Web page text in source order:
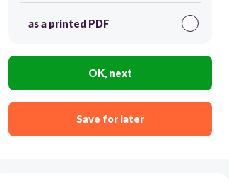
as a printed PDF
OK, next
Save for later